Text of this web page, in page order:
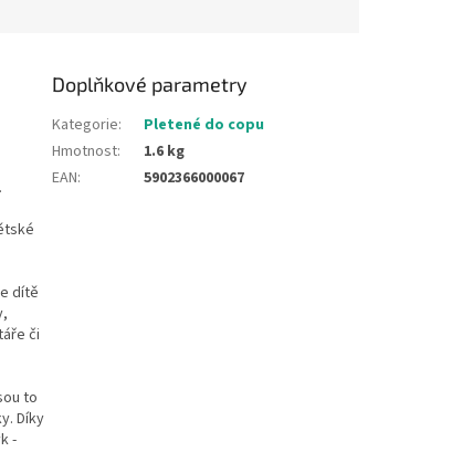
dítě
či
to
Díky
-
Doplňkové parametry
Kategorie:
Pletené do copu
Hmotnost:
1.6 kg
EAN: 5902366000067